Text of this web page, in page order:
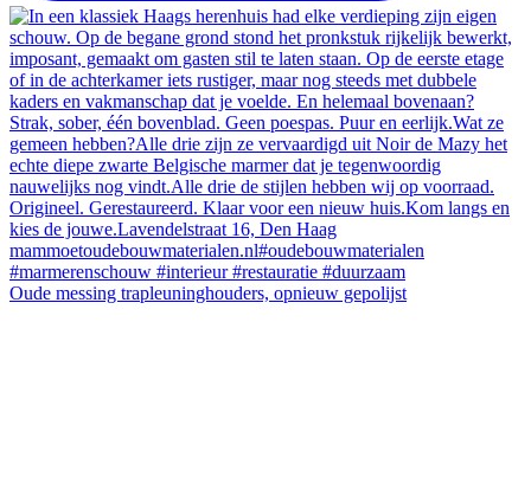
Oude messing trapleuninghouders, opnieuw gepolijst